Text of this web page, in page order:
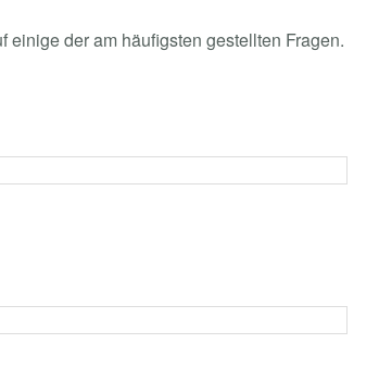
der am häufigsten gestellten Fragen.